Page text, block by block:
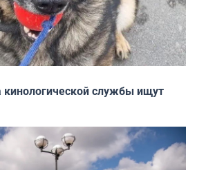
кинологической службы ищут